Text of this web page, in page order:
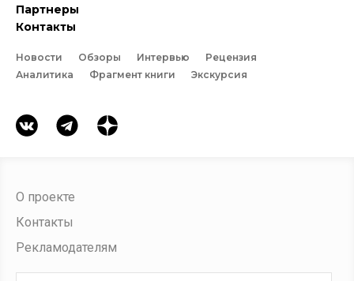
Партнеры
Контакты
Новости Обзоры Интервью
Рецензия
Аналитика
Фрагмент книги Экскурсия
О проекте
Контакты
Рекламодателям